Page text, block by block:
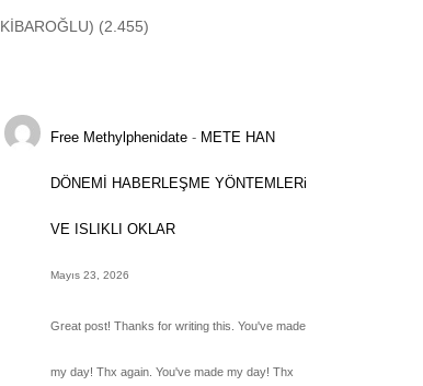
KİBAROĞLU) (2.455)
Free Methylphenidate - METE HAN
DÖNEMİ HABERLEŞME YÖNTEMLERi
VE ISLIKLI OKLAR
Mayıs 23, 2026
Great post! Thanks for writing this. You've made
my day! Thx again. You've made my day! Thx